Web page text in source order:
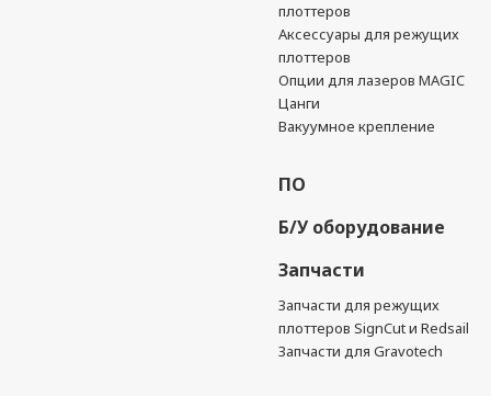
плоттеров
Аксессуары для режущих
плоттеров
Опции для лазеров MAGIC
Цанги
Вакуумное крепление
ПО
Б/У оборудование
Запчасти
Запчасти для режущих
плоттеров SignCut и Redsail
Запчасти для Gravotech